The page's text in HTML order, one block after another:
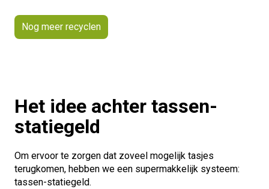
Nog meer recyclen
Het idee achter tassen-
statiegeld
Om ervoor te zorgen dat zoveel mogelijk tasjes
terugkomen, hebben we een supermakkelijk systeem:
tassen-statiegeld.